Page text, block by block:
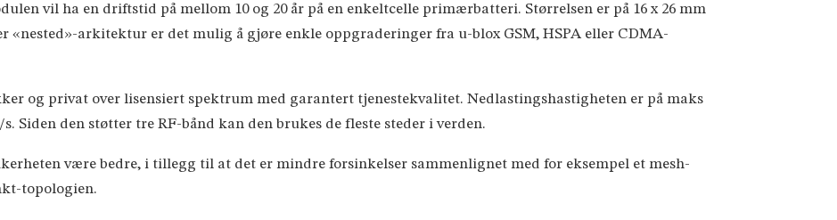
vil ha en driftstid på mellom 10 og 20 år på en enkeltcelle primærbatteri. Størrelsen er på 16 x 26 mm
«nested»-arkitektur er det mulig å gjøre enkle oppgraderinger fra u-blox GSM, HSPA eller CDMA-
og privat over lisensiert spektrum med garantert tjenestekvalitet. Nedlastingshastigheten er på maks
Siden den støtter tre RF-bånd kan den brukes de fleste steder i verden.
være bedre, i tillegg til at det er mindre forsinkelser sammenlignet med for eksempel et mesh-
topologien.